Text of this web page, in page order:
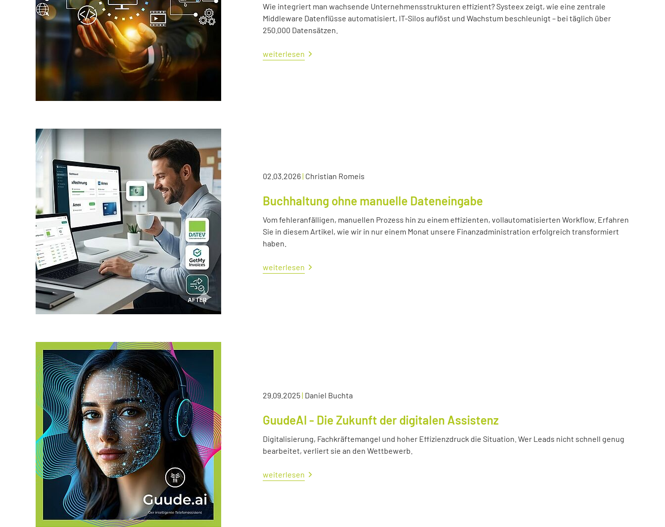
Wie integriert man wachsende Unternehmensstrukturen effizient? Systeex zeigt, wie eine zentrale
Middleware Datenflüsse automatisiert, IT-Silos auflöst und Wachstum beschleunigt – bei täglich über
250.000 Datensätzen.
weiterlesen
02.03.2026| Christian Romeis
Buchhaltung ohne manuelle Dateneingabe
Vom fehleranfälligen, manuellen Prozess hin zu einem effizienten, vollautomatisierten Workflow. Erfahren
Sie in diesem Artikel, wie wir in nur einem Monat unsere Finanzadministration erfolgreich transformiert
haben.
weiterlesen
29.09.2025| Daniel Buchta
GuudeAI - Die Zukunft der digitalen Assistenz
Digitalisierung, Fachkräftemangel und hoher Effizienzdruck die Situation. Wer Leads nicht schnell genug
bearbeitet, verliert sie an den Wettbewerb.
weiterlesen